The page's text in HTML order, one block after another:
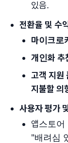
있음.
전환율 및 수
마이크로
개인화 추
고객 지원
지불할 의
사용자 평가
앱스토어
"배려심